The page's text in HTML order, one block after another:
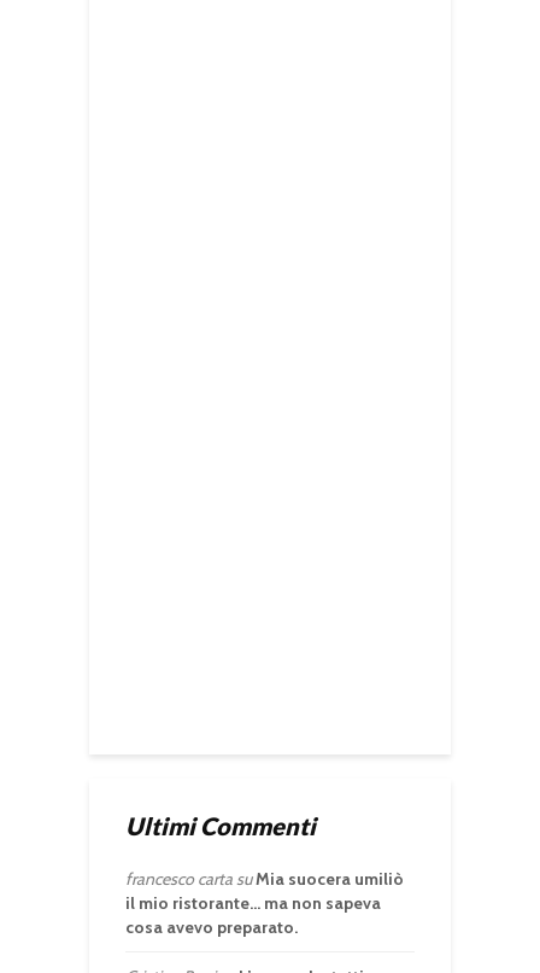
Ultimi Commenti
francesco carta suMia suocera umiliò
il mio ristorante… ma non sapeva
cosa avevo preparato.